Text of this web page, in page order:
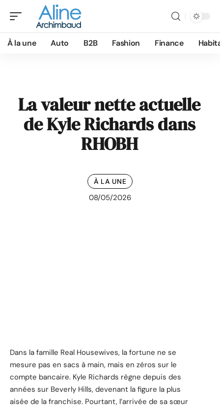
À la une Auto B2B Fashion Finance
La valeur nette actuelle
de Kyle Richards dans
RHOBH
À LA UNE
08/05/2026
Dans la famille Real Housewives, la fortune ne se
mesure pas en sacs à main, mais en zéros sur le
compte bancaire. Kyle Richards règne depuis des
années sur Beverly Hills, devenant la figure la plus
aisée de la franchise. Pourtant, l’arrivée de sa sœur